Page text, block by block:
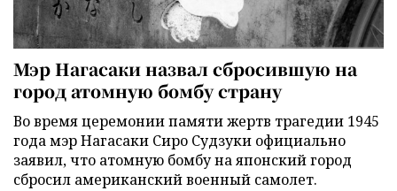
Мэр Нагасаки назвал сбросившую на
город атомную бомбу страну
Во время церемонии памяти жертв трагедии 1945
года мэр Нагасаки Сиро Судзуки официально
заявил, что атомную бомбу на японский город
сбросил американский военный самолет.